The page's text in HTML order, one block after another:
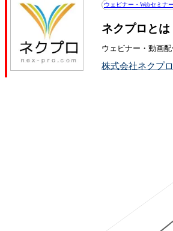
ウェビナー・Webセミナ
ネクプロと
ウェビナー・動画
株式会社ネクプロ